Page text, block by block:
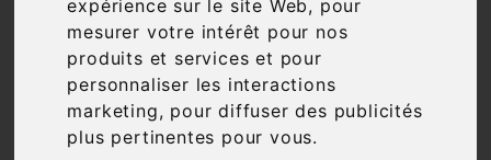
expérience sur le site Web, pour
mesurer votre intérêt pour nos
produits et services et pour
personnaliser les interactions
marketing, pour diffuser des publicités
plus pertinentes pour vous.
Pertinence